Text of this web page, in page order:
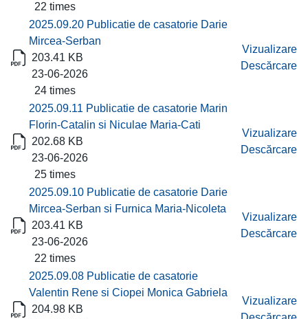
22 times
2025.09.20 Publicatie de casatorie Darie
Mircea-Serban
203.41 KB
23-06-2026
24 times
Vizualizare
Descărcare
2025.09.11 Publicatie de casatorie Marin
Florin-Catalin si Niculae Maria-Cati
202.68 KB
23-06-2026
25 times
Vizualizare
Descărcare
2025.09.10 Publicatie de casatorie Darie
Mircea-Serban si Furnica Maria-Nicoleta
203.41 KB
23-06-2026
22 times
Vizualizare
Descărcare
2025.09.08 Publicatie de casatorie
Valentin Rene si Ciopei Monica Gabriela
204.98 KB
Vizualizare